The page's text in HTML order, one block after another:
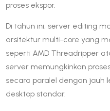
proses ekspor.
Di tahun ini, server editing
arsitektur multi-core yang
seperti AMD Threadripper
server memungkinkan
secara paralel dengan jauh
desktop standar.